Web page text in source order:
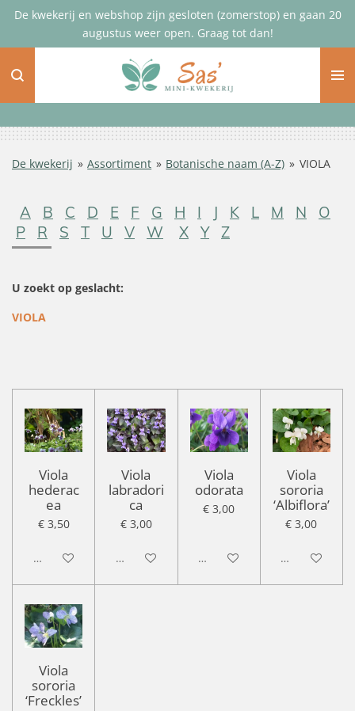
Ga
de
De kwekerij en webshop zijn gesloten (zomerstop) en gaan 20
augustus weer open. Graag tot dan!
De kwekerij » Assortiment » Botanische naam (A-Z) » VIOLA
A B C D E F G H I J K L M N
O
P
R S T U V W X Y Z
U zoekt op geslacht:
VIOLA
Viola
hederac
ea
€ 3,50
Uitgeschakeld
Viola
labradori
ca
€ 3,00
Uitgeschakeld
Viola
odorata
€ 3,00
Uitgeschakeld
Viola
sororia
‘Albiflora’
€ 3,00
Uitgeschakeld
Viola
sororia
‘Freckles’